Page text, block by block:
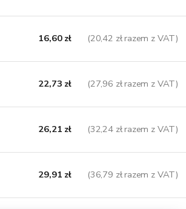
16,60 zł (20,42 zł razem z VAT)
22,73 zł (27,96 zł razem z VAT)
26,21 zł (32,24 zł razem z VAT)
29,91 zł (36,79 zł razem z VAT)